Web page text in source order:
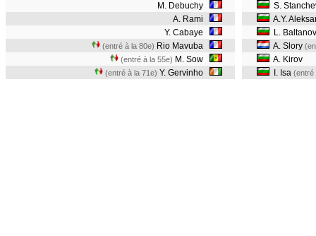
M. Debuchy
A. Rami
Y. Cabaye
(entré à la 80e) Rio Mavuba
(entré à la 55e) M. Sow
(entré à la 71e) Y. Gervinho
S.
A.Y.
L. Baltanov
A. Slory
A. Kirov
I. Isa (entré